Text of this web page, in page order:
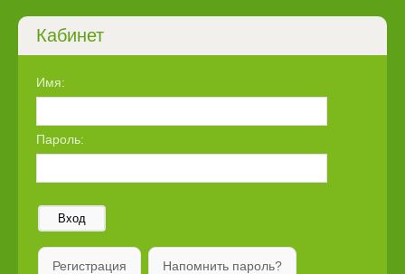
Кабинет
Имя:
Пароль:
Вход
Регистрация Напомнить пароль?